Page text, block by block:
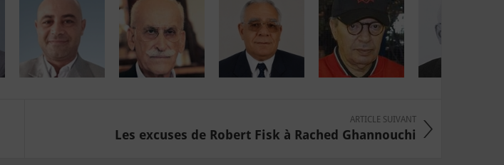
ARTICLE SUIVANT
Les excuses de Robert Fisk à Rached Ghannouchi